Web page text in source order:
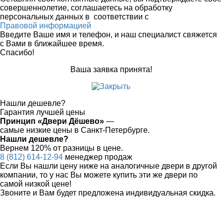
совершеннолетие, соглашаетесь на обработку
персональных данных в соответствии с
Правовой информацией
Введите Ваше имя и телефон, и наш специалист свяжется
с Вами в ближайшее время.
Спасибо!
Ваша заявка принята!
Нашли дешевле?
Гарантия лучшей цены
Принцип «Двери Дёшево» —
самые низкие цены в Санкт-Петербурге.
Нашли дешевле?
Вернем 120% от разницы в цене.
8 (812) 614-12-94 менеджер продаж
Если Вы нашли цену ниже на аналогичные двери в другой
компании, то у нас Вы можете купить эти же двери по
самой низкой цене!
Звоните и Вам будет предложена индивидуальная скидка.